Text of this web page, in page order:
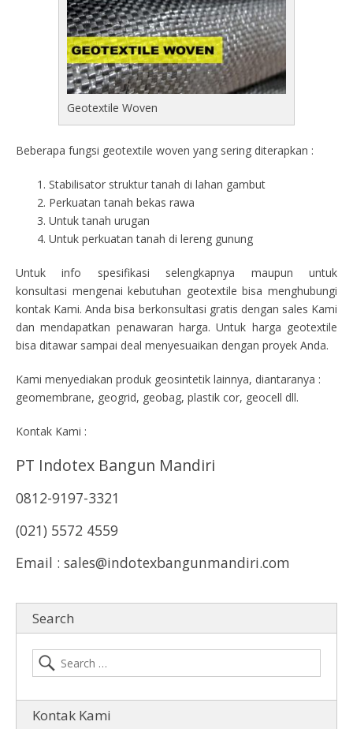
Geotextile Woven
Beberapa fungsi geotextile woven yang sering diterapkan :
Stabilisator struktur tanah di lahan gambut
Perkuatan tanah bekas rawa
Untuk tanah urugan
Untuk perkuatan tanah di lereng gunung
Untuk info spesifikasi selengkapnya maupun untuk
konsultasi mengenai kebutuhan geotextile bisa menghubungi
kontak Kami. Anda bisa berkonsultasi gratis dengan sales Kami
dan mendapatkan penawaran harga. Untuk harga geotextile
bisa ditawar sampai deal menyesuaikan dengan proyek Anda.
Kami menyediakan produk geosintetik lainnya, diantaranya :
geomembrane, geogrid, geobag, plastik cor, geocell dll.
Kontak Kami :
PT Indotex Bangun Mandiri
0812-9197-3321
(021) 5572 4559
Email : sales@indotexbangunmandiri.com
Search
Kontak Kami